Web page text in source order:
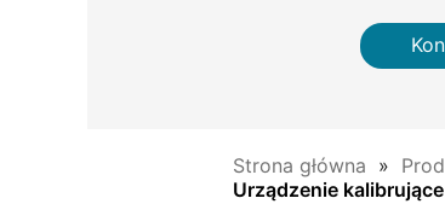
Strona główna
Urządzenie